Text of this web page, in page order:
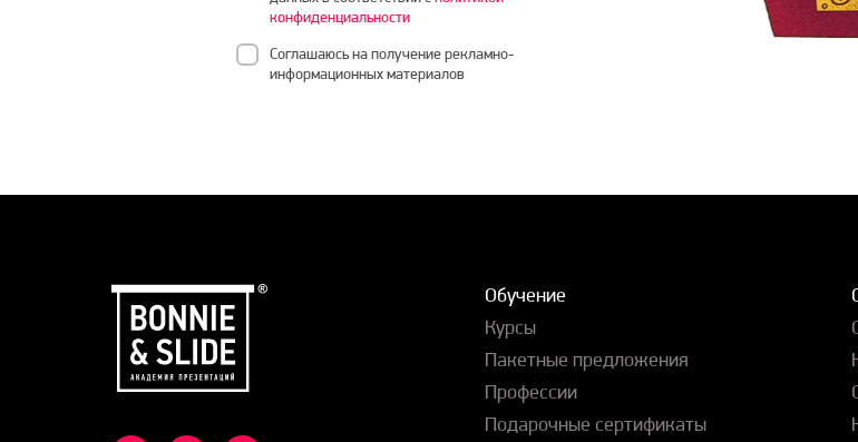
конфиденциальности
Соглашаюсь на получение рекламно-
информационных материалов
Обучение
Курсы
Пакетные предложения
Профессии
Подарочные сертификаты